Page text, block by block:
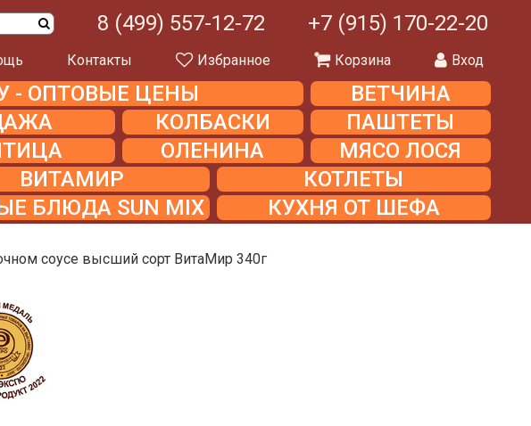
8 (499) 557-12-72 +7 (915) 170-22-20
Контакты Избранное Корзина Вход
- ОПТОВЫЕ ЦЕНЫ
ВЕТЧИНА
КОЛБАСКИ
ПАШТЕТЫ
ОЛЕНИНА
МЯСО ЛОСЯ
ВИТАМИР
КОТЛЕТЫ
БЛЮДА SUN MIX КУХНЯ ОТ ШЕФА
соусе высший сорт ВитаМир 340г